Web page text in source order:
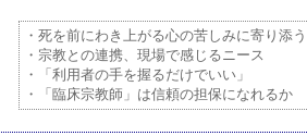
・死を前にわき上がる心の苦しみに寄り添う
・宗教との連携、現場で感じるニース
・「利用者の手を握るだけでいい」